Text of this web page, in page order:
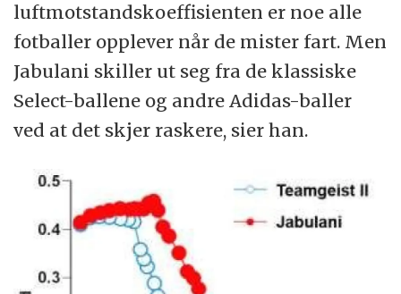
luftmotstandskoeffisienten er noe alle
fotballer opplever når de mister fart. Men
Jabulani skiller ut seg fra de klassiske
Select-ballene og andre Adidas-baller
ved at det skjer raskere, sier han.